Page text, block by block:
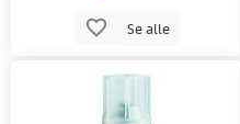
Se alle